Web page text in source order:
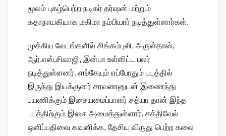
மூலம் புகழ்பெற்ற நடிகர் தர்ஷன் மற்றும்
கதாநாயகியாக மகிமா நம்பியார் நடித்துள்ளார்கள்.
முக்கிய வேடங்களில் சிங்கம்புலி, அருள்தாஸ்,
ஆர்.எஸ்.சிவாஜி, இன்பா உள்ளிட்ட பலர்
நடித்துள்ளனர். எங்கேயும் எப்போதும் படத்தில்
இருந்து இயக்குனர் சரவணனுடன் இணைந்து
பயணிக்கும் இசையமைப்பாளர் சத்யா தான் இந்த
படத்திற்கும் இசை அமைத்துள்ளார். சக்திவேல்
ஒளிப்பதிவை கவனிக்க, தேசிய விருது பெற்ற கலை